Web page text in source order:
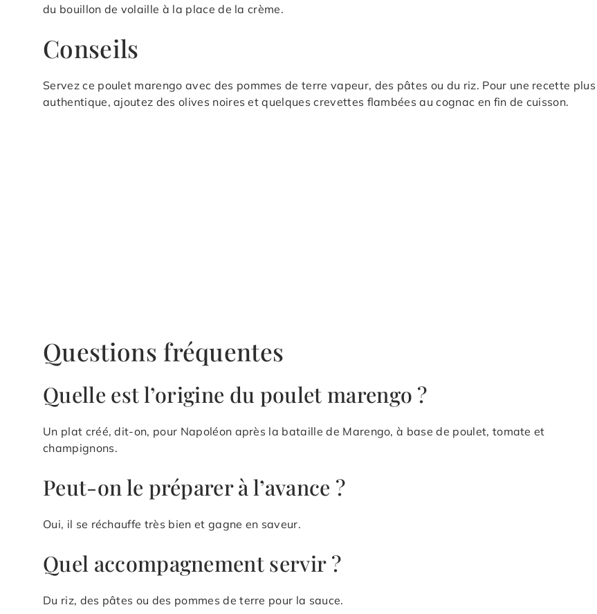
du bouillon de volaille à la place de la crème.
Conseils
Servez ce poulet marengo avec des pommes de terre vapeur, des pâtes ou du riz. Pour une recette plus
authentique, ajoutez des olives noires et quelques crevettes flambées au cognac en fin de cuisson.
Questions fréquentes
Quelle est l’origine du poulet marengo ?
Un plat créé, dit-on, pour Napoléon après la bataille de Marengo, à base de poulet, tomate et
champignons.
Peut-on le préparer à l’avance ?
Oui, il se réchauffe très bien et gagne en saveur.
Quel accompagnement servir ?
Du riz, des pâtes ou des pommes de terre pour la sauce.